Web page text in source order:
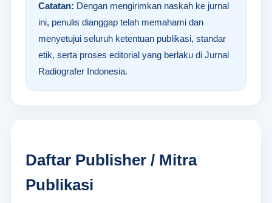
Catatan: Dengan mengirimkan naskah ke jurnal
ini, penulis dianggap telah memahami dan
menyetujui seluruh ketentuan publikasi, standar
etik, serta proses editorial yang berlaku di Jurnal
Radiografer Indonesia.
Daftar Publisher / Mitra
Publikasi